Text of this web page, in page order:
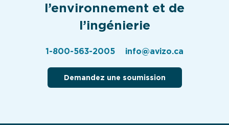
l’environnement et de
l’ingénierie
1-800-563-2005 info@avizo.ca
Demandez une soumission